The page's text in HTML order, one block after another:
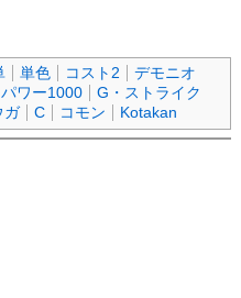
単色 コスト2
デモニオ
パワー1000
G・ストライク
ガ C コモン Kotakan